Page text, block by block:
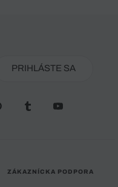
PRIHLÁSTE SA
ZÁKAZNÍCKA PODPORA